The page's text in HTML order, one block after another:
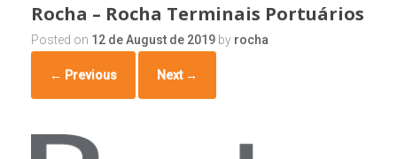
Rocha – Rocha Terminais Portuários
Posted on 12 de August de 2019 by rocha
← Previous Next →